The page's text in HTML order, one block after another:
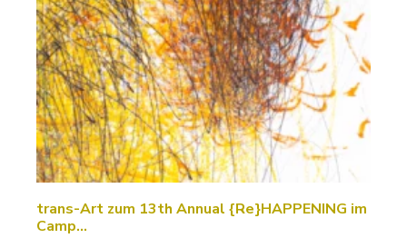
trans-Art zum 13th Annual {Re}HAPPENING im
Camp…